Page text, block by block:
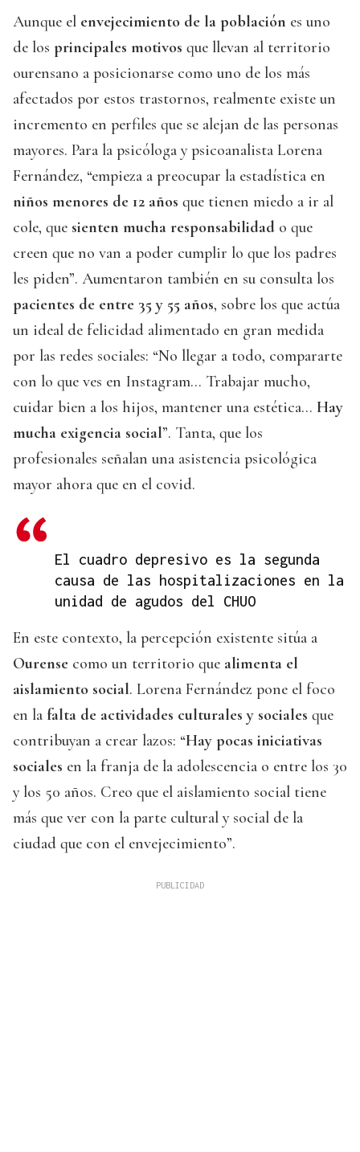
Aunque el envejecimiento de la población es uno
de los principales motivos que llevan al territorio
ourensano a posicionarse como uno de los más
afectados por estos trastornos, realmente existe un
incremento en perfiles que se alejan de las personas
mayores. Para la psicóloga y psicoanalista Lorena
Fernández, “empieza a preocupar la estadística en
niños menores de 12 años que tienen miedo a ir al
cole, que sienten mucha responsabilidad o que
creen que no van a poder cumplir lo que los padres
les piden”. Aumentaron también en su consulta los
pacientes de entre 35 y 55 años, sobre los que actúa
un ideal de felicidad alimentado en gran medida
por las redes sociales: “No llegar a todo, compararte
con lo que ves en Instagram… Trabajar mucho,
cuidar bien a los hijos, mantener una estética… Hay
mucha exigencia social”. Tanta, que los
profesionales señalan una asistencia psicológica
mayor ahora que en el covid.
El cuadro depresivo es la segunda
causa de las hospitalizaciones en la
unidad de agudos del CHUO
En este contexto, la percepción existente sitúa a
Ourense como un territorio que alimenta el
aislamiento social. Lorena Fernández pone el foco
en la falta de actividades culturales y sociales que
contribuyan a crear lazos: “Hay pocas iniciativas
sociales en la franja de la adolescencia o entre los 30
y los 50 años. Creo que el aislamiento social tiene
más que ver con la parte cultural y social de la
ciudad que con el envejecimiento”.